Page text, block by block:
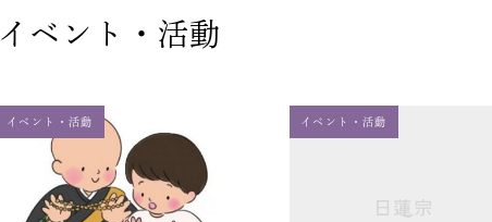
イベント・活動
イベント・活動 イベント・活動